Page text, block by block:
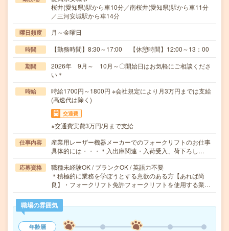
桜井(愛知県)駅から車10分／南桜井(愛知県)駅から車11分
／三河安城駅から車14分
曜日頻度 月～金曜日
時間 【勤務時間】8:30～17:00 【休憩時間】12:00～13：00
期間
2026年 9月～ 10月～〇開始日はお気軽にご相談くださ
い＊
時給
時給1700円～1800円 ※会社規定により月3万円までは支給
(高速代は除く)
交通費
※交通費実費3万円/月まで支給
仕事内容
産業用レーザー機器メーカーでのフォークリフトのお仕事
具体的には・・・＊入出庫関連・入荷受入、荷下ろし…
応募資格
職種未経験OK / ブランクOK / 英語力不要
＊積極的に業務を学ぼうとする意欲のある方【あれば尚
良】・フォークリフト免許フォークリフトを使用する業…
職場の雰囲気
年齢層